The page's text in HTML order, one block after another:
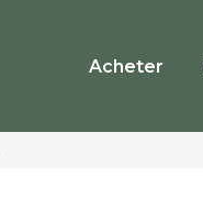
Acheter